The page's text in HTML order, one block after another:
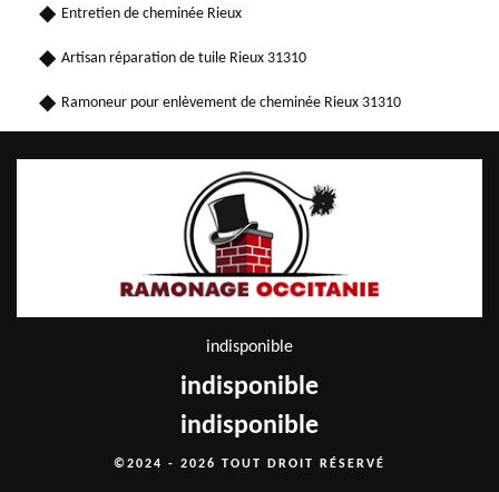
Entretien de cheminée Rieux
Artisan réparation de tuile Rieux 31310
Ramoneur pour enlèvement de cheminée Rieux 31310
indisponible
indisponible
indisponible
©2024 - 2026 TOUT DROIT RÉSERVÉ